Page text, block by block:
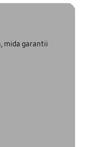
mida garantii